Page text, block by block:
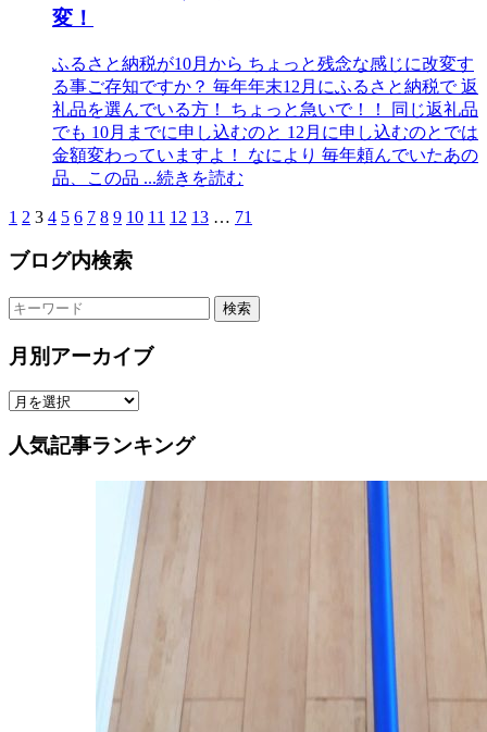
変！
ふるさと納税が10月から ちょっと残念な感じに改変す
る事ご存知ですか？ 毎年年末12月にふるさと納税で 返
礼品を選んでいる方！ ちょっと急いで！！ 同じ返礼品
でも 10月までに申し込むのと 12月に申し込むのとでは
金額変わっていますよ！ なにより 毎年頼んでいたあの
品、この品 ...続きを読む
1 2 3 4 5 6 7 8 9 10 11 12 13 … 71
ブログ内検索
検索
月別アーカイブ
人気記事ランキング